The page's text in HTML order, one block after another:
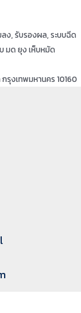
ง, รับรองผล, ระบบฉีด
มด ยุง เห็บหมัด
รุงเทพมหานคร 10160